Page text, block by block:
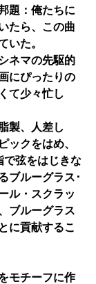
題：俺たちに
たら、この曲
いた。
ネマの先駆的
にぴったりの
て少々忙し
製、人差し
ックをはめ、
で弦をはじきな
ブルーグラス･
ル・スクラッ
ブルーグラス
に貢献するこ
モチーフに作